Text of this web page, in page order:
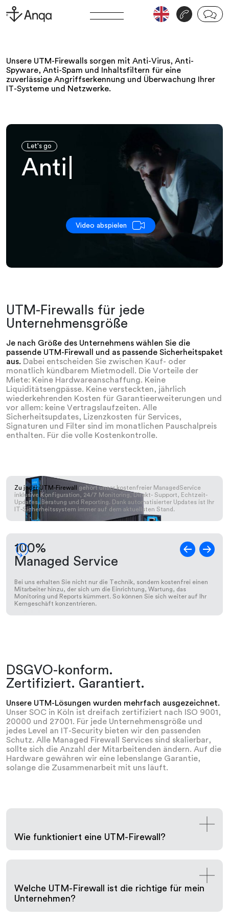
v j
Unsere UTM-Firewalls sorgen mit Anti-Virus, Anti-
Spyware, Anti-Spam und Inhaltsfiltern für eine
zuverlässige Angriffserkennung und Überwachung Ihrer
IT-Systeme und Netzwerke.
Let's go
|
Video abspielen
UTM-Firewalls für jede
Unternehmensgröße
Je nach Größe des Unternehmens wählen Sie die
passende UTM-Firewall und as passende Sicherheitspaket
aus. Dabei entscheiden Sie zwischen Kauf- oder
monatlich kündbarem Mietmodell. Die Vorteile der
Miete: Keine Hardwareanschaffung. Keine
Liquiditätsengpässe. Keine versteckten, jährlich
wiederkehrenden Kosten für Garantieerweiterungen und
vor allem: keine Vertragslaufzeiten. Alle
Sicherheitsupdates, Lizenzkosten für Services,
Signaturen und Filter sind im monatlichen Pauschalpreis
enthalten. Für die volle Kostenkontrolle.
Zu jeder UTM-Firewall gehört unser kostenfreier ManagedService
inklusive Konfiguration, 24/7 Monitoring, Direkt- Support, Echtzeit-
Updates, Beratung und Reporting. Dank automatisierter Updates ist Ihr
IT-Sicherheitssystem immer auf dem aktuellsten Stand.
a
100%
Managed Service
Bei uns erhalten Sie nicht nur die Technik, sondern kostenfrei einen
Mitarbeiter hinzu, der sich um die Einrichtung, Wartung, das
Monitoring und Reports kümmert. So können Sie sich weiter auf Ihr
Kerngeschäft konzentrieren.
DSGVO-konform.
Zertifiziert. Garantiert.
Unsere UTM-Lösungen wurden mehrfach ausgezeichnet.
Unser SOC in Köln ist dreifach zertifiziert nach ISO 9001,
20000 und 27001. Für jede Unternehmensgröße und
jedes Level an IT-Security bieten wir den passenden
Schutz. Alle Managed Firewall Services sind skalierbar,
sollte sich die Anzahl der Mitarbeitenden ändern. Auf die
Hardware gewähren wir eine lebenslange Garantie,
solange die Zusammenarbeit mit uns läuft.
Wie funktioniert eine UTM-Firewall?
Eine UTM-Firewall (Unified Threat Management) ist
Sicherheitsfunktionen in einem Gerät vereint. Sie
dient dem Schutz von Netzwerken und Systemen vor
verschiedenen Bedrohungen.
Firewall-Funktion: Sie kontrolliert den Datenverkehr
Welche UTM-Firewall ist die richtige für mein
Unternehmen?